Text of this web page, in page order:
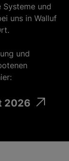
Systeme und
uns in Walluf
und
2026